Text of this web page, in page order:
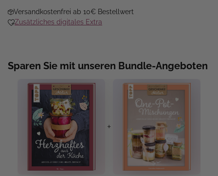
Versandkostenfrei ab 10€ Bestellwert
Zusätzliches digitales Extra
Sparen Sie mit unseren Bundle-Angeboten
+